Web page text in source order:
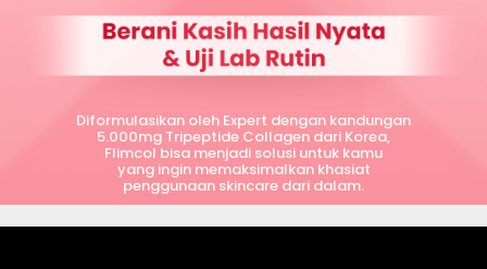
Diformulasikan oleh Expert dengan kandungan
5.000mg Tripeptide Collagen dari Korea,
Flimcol bisa menjadi solusi untuk kamu
yang ingin memaksimalkan khasiat
penggunaan skincare dari dalam.